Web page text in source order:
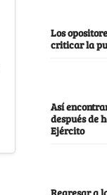
Los
criticar la
Así
después de
Ejército
Regresar a